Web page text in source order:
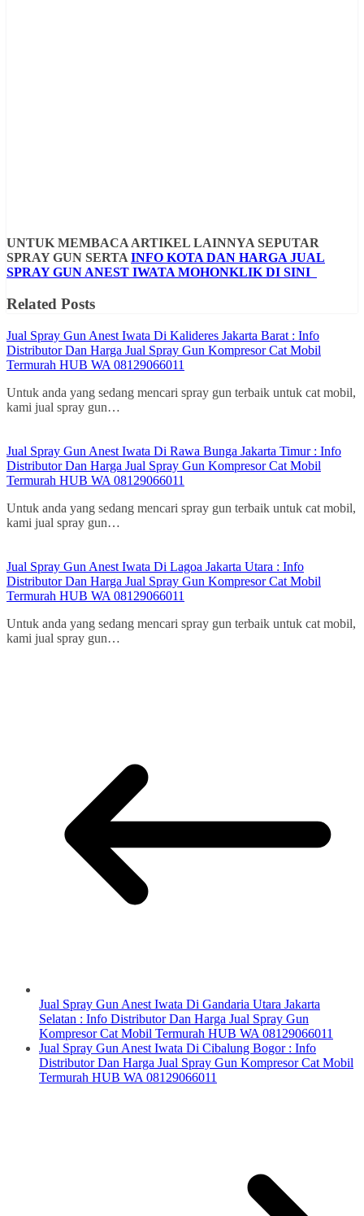
UNTUK MEMBACA ARTIKEL LAINNYA SEPUTAR
SPRAY GUN SERTA INFO KOTA DAN HARGA JUAL
SPRAY GUN ANEST IWATA MOHONKLIK DI SINI
Related Posts
Jual Spray Gun Anest Iwata Di Kalideres Jakarta Barat : Info
Distributor Dan Harga Jual Spray Gun Kompresor Cat Mobil
Termurah HUB WA 08129066011
Untuk anda yang sedang mencari spray gun terbaik untuk cat mobil,
kami jual spray gun…
Jual Spray Gun Anest Iwata Di Rawa Bunga Jakarta Timur : Info
Distributor Dan Harga Jual Spray Gun Kompresor Cat Mobil
Termurah HUB WA 08129066011
Untuk anda yang sedang mencari spray gun terbaik untuk cat mobil,
kami jual spray gun…
Jual Spray Gun Anest Iwata Di Lagoa Jakarta Utara : Info
Distributor Dan Harga Jual Spray Gun Kompresor Cat Mobil
Termurah HUB WA 08129066011
Untuk anda yang sedang mencari spray gun terbaik untuk cat mobil,
kami jual spray gun…
Jual Spray Gun Anest Iwata Di Gandaria Utara Jakarta
Selatan : Info Distributor Dan Harga Jual Spray Gun
Kompresor Cat Mobil Termurah HUB WA 08129066011
Jual Spray Gun Anest Iwata Di Cibalung Bogor : Info
Distributor Dan Harga Jual Spray Gun Kompresor Cat Mobil
Termurah HUB WA 08129066011